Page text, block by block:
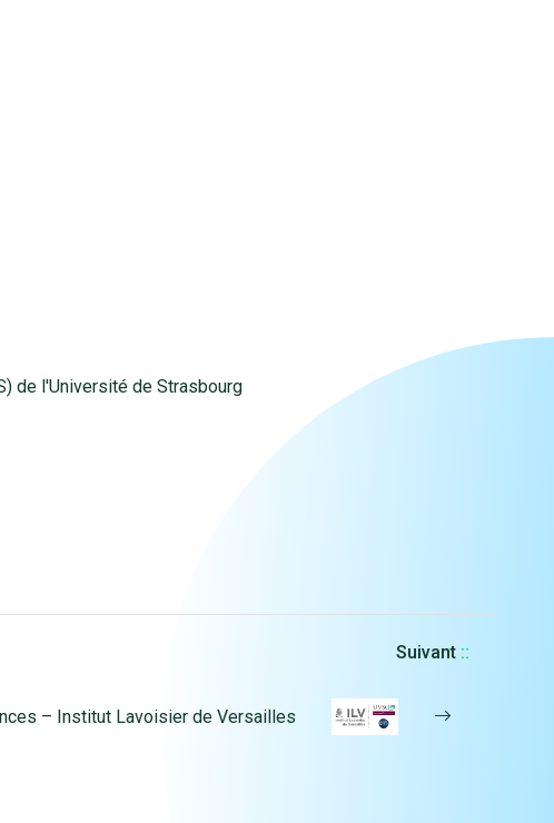
de l'Université de Strasbourg
Suivant ::
– Institut Lavoisier de Versailles